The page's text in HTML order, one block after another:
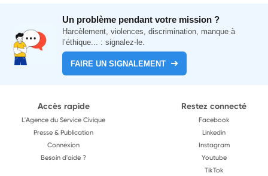
Un problème pendant votre mission ?
Harcèlement, violences, discrimination, manque à
l’éthique... : signalez-le.
FAIRE UN SIGNALEMENT
Accès rapide
L'Agence du Service Civique
Presse & Publication
Connexion
Besoin d'aide ?
Restez connecté
Facebook
Linkedin
Instagram
Youtube
TikTok